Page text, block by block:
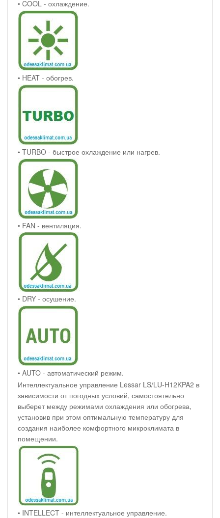
• COOL - охлаждение.
• HEAT - обогрев.
• TURBO - быстрое охлаждение или нагрев.
• FAN - вентиляция.
• DRY - осушение.
• AUTO - автоматический режим.
Интеллектуальное управление Lessar LS/LU-H12KPA2 в
зависимости от погодных условий, самостоятельно
выберет между режимами охлаждения или обогрева,
установив при этом оптимальную температуру для
создания наиболее комфортного микроклимата в
помещении.
• INTELLECT - интеллектуальное управление.